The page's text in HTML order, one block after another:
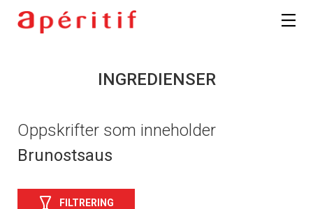
INGREDIENSER
Oppskrifter som inneholder
Brunostsaus
FILTRERING